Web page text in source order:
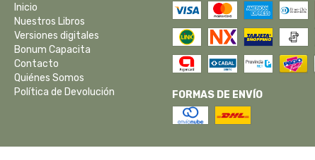
Inicio
Nuestros Libros
Versiones digitales
Bonum Capacita
Contacto
Quiénes Somos
Política de Devolución
FORMAS DE ENVÍO